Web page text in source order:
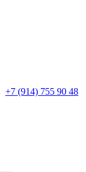
+7 (914) 755 90 48